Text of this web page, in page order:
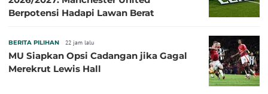
Berpotensi Hadapi Lawan Berat
BERITA PILIHAN 22 jam lalu
MU Siapkan Opsi Cadangan jika Gagal
Merekrut Lewis Hall